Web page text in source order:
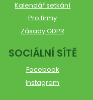
Kalendář setkání
Pro firmy
Zásady GDPR
SOCIÁLNÍ SÍTĚ
Facebook
Instagram